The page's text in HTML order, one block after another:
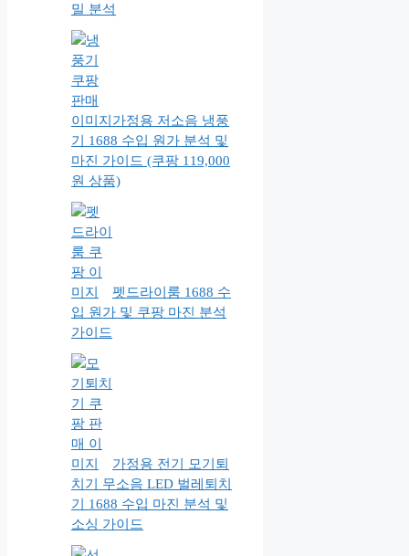
밀 분석
가정용 저소음 냉풍
기 1688 수입 원가 분석 및
마진 가이드 (쿠팡 119,000
원 상품)
펫드라이룸 1688 수
입 원가 및 쿠팡 마진 분석
가이드
가정용 전기 모기퇴
치기 무소음 LED 벌레퇴치
기 1688 수입 마진 분석 및
소싱 가이드